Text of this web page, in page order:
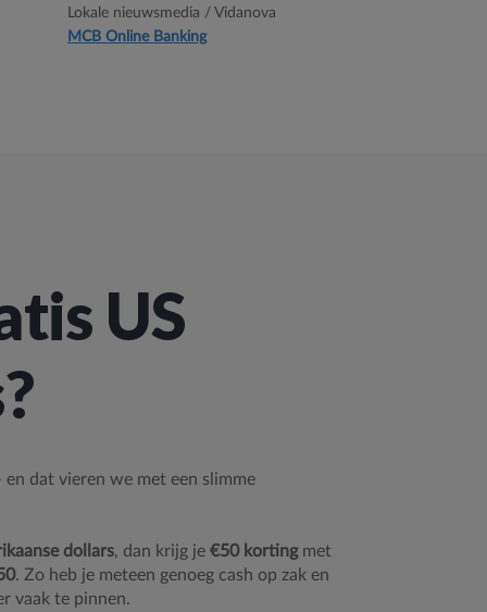
Lokale nieuwsmedia / Vidanova
MCB Online Banking
US
en dat vieren we met een slimme
dollars, dan krijg je €50 kortingmet
. Zo heb je meteen genoeg cash op zak en
vaak te pinnen.